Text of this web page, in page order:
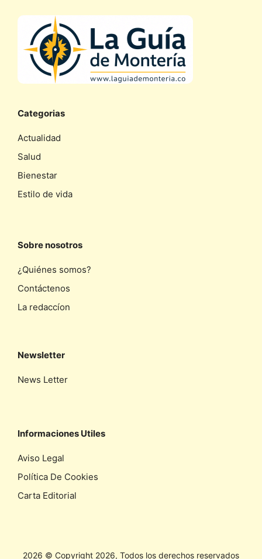
Categorias
Actualidad
Salud
Bienestar
Estilo de vida
Sobre nosotros
¿Quiénes somos?
Contáctenos
La redaccíon
Newsletter
News Letter
Informaciones Utiles
Aviso Legal
Política De Cookies
Carta Editorial
2026 © Copyright 2026, Todos los derechos reservados